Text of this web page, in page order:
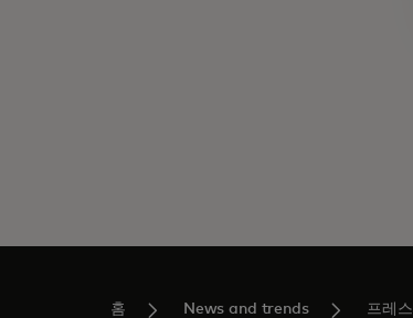
홈 News and trends 프레스